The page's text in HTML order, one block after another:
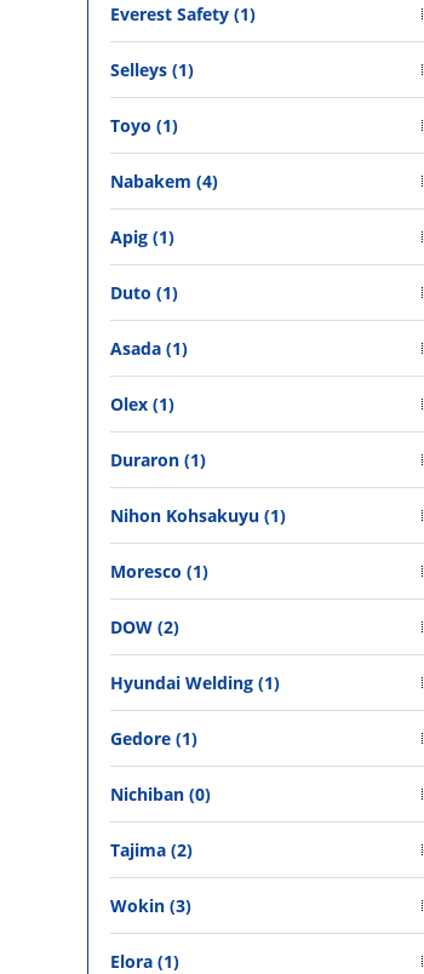
Everest Safety (1)
Selleys (1)
Toyo (1)
Nabakem (4)
Apig (1)
Duto (1)
Asada (1)
Olex (1)
Duraron (1)
Nihon Kohsakuyu (1)
Moresco (1)
DOW (2)
Hyundai Welding (1)
Gedore (1)
Nichiban (0)
Tajima (2)
Wokin (3)
Elora (1)